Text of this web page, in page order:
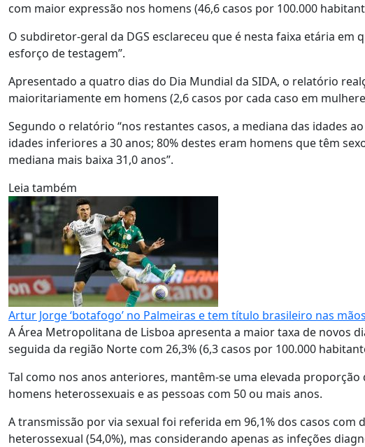
com maior expressão nos homens (46,6 casos por 100.000
O subdiretor-geral da DGS esclareceu que é nesta faixa etária em
esforço de testagem”.
Apresentado a quatro dias do Dia Mundial da SIDA, o relatório
maioritariamente em homens (2,6 casos por cada caso em
Segundo o relatório “nos restantes casos, a mediana das idades
idades inferiores a 30 anos; 80% destes eram homens que têm
mediana mais baixa 31,0 anos”.
Leia também
Artur Jorge ‘botafogo’ no Palmeiras e tem título brasileiro nas mãos
A Área Metropolitana de Lisboa apresenta a maior taxa de novos
seguida da região Norte com 26,3% (6,3 casos por 100.000
Tal como nos anos anteriores, mantêm-se uma elevada
homens heterossexuais e as pessoas com 50 ou mais anos.
A transmissão por via sexual foi referida em 96,1% dos casos
heterossexual (54,0%), mas considerando apenas as infeções